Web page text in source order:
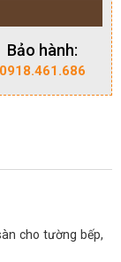
Bảo hành:
0918.461.686
cho tường bếp,